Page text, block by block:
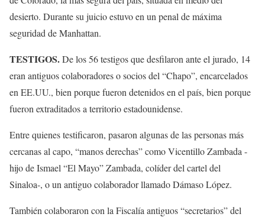
desierto. Durante su juicio estuvo en un penal de máxima
seguridad de Manhattan.
TESTIGOS.De los 56 testigos que desfilaron ante el jurado, 14
eran antiguos colaboradores o socios del “Chapo”, encarcelados
en EE.UU., bien porque fueron detenidos en el país, bien porque
fueron extraditados a territorio estadounidense.
Entre quienes testificaron, pasaron algunas de las personas más
cercanas al capo, “manos derechas” como Vicentillo Zambada -
hijo de Ismael “El Mayo” Zambada, colíder del cartel del
Sinaloa-, o un antiguo colaborador llamado Dámaso López.
También colaboraron con la Fiscalía antiguos “secretarios” del